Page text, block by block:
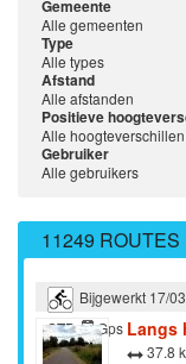
Gemeente
Alle gemeenten
Type
Alle types
Afstand
Alle afstanden
Positieve
Alle hoogteverschillen
Gebruiker
Alle gebruikers
11249 ROUTES
Bijgewerkt 17/
STB
Gps Langs
37.8